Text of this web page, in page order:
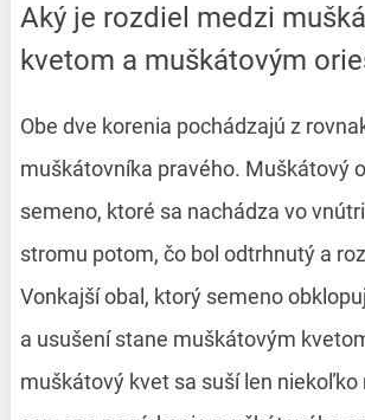
Aký je rozdiel medzi muškátovým
kvetom a muškátovým
Obe dve korenia pochádzajú z
muškátovníka pravého. Muškátový
semeno, ktoré sa nachádza vo
stromu potom, čo bol odtrhnutý a
Vonkajší obal, ktorý semeno
a usušení stane muškátovým
muškátový kvet sa suší len niekoľko